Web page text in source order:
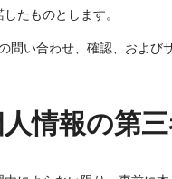
たものとします。
問い合わせ、確認、および
情報の第